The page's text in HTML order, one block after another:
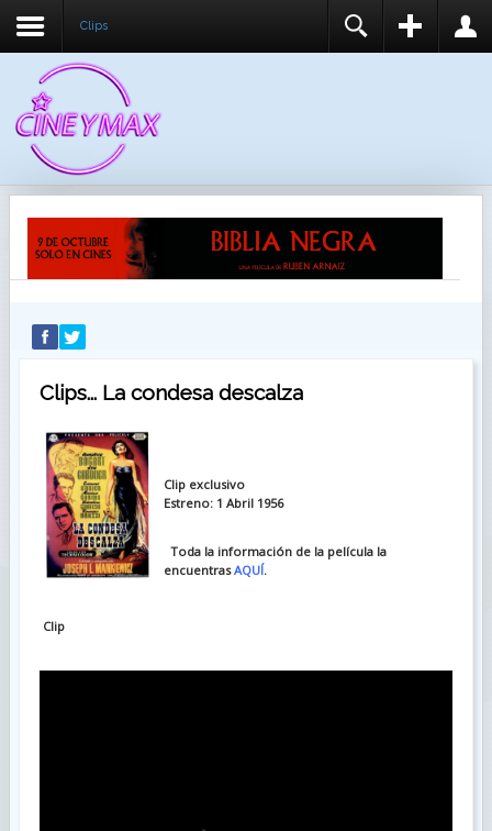
Clips
RECUÉRDEME
IDENTIFICARSE
Clips... La condesa descalza
Clip exclusivo
Estreno: 1 Abril 1956
Toda la información de la película la
encuentrasAQUÍ.
Clip